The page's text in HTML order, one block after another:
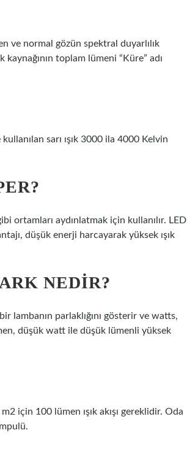
ve normal gözün spektral duyarlılık
kaynağının toplam lümeni “Küre” adı
sarı ışık 3000 ila 4000 Kelvin
ortamları aydınlatmak için kullanılır. LED
düşük enerji harcayarak yüksek ışık
NEDIR?
lambanın parlaklığını gösterir ve watts,
düşük watt ile düşük lümenli yüksek
için 100 lümen ışık akışı gereklidir. Oda